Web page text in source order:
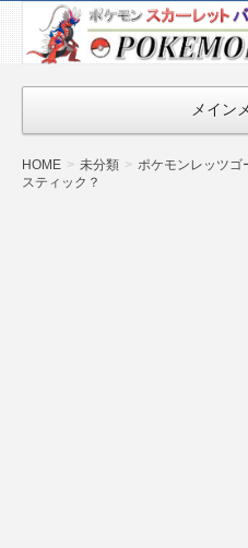
ポケモン最新
情報まとめ
『POKEMON-
TIMES』
メイン
HOME 未分類
ポケモンレッツゴ
スティック？